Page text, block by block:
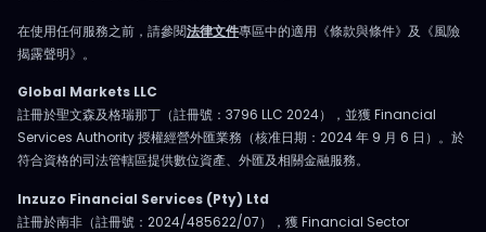
在使用任何服務之前，請參閱法律文件專區中的適用《條款與條件》及《風險
揭露聲明》。
Global Markets LLC
註冊於聖文森及格瑞那丁（註冊號：3796 LLC 2024），並獲 Financial
Services Authority 授權經營外匯業務（核准日期：2024 年 9 月 6 日）。於
符合資格的司法管轄區提供數位資產、外匯及相關金融服務。
Inzuzo Financial Services (Pty) Ltd
註冊於南非（註冊號：2024/485622/07），獲 Financial Sector